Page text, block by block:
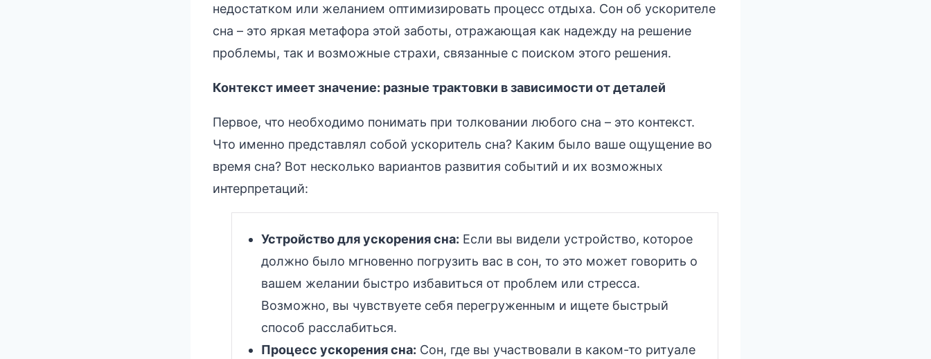
недостатком или желанием оптимизировать процесс отдыха. Сон об ускорителе
сна – это яркая метафора этой заботы, отражающая как надежду на решение
проблемы, так и возможные страхи, связанные с поиском этого решения.
Контекст имеет значение: разные трактовки в зависимости от деталей
Первое, что необходимо понимать при толковании любого сна – это контекст.
Что именно представлял собой ускоритель сна? Каким было ваше ощущение во
время сна? Вот несколько вариантов развития событий и их возможных
интерпретаций:
Устройство для ускорения сна: Если вы видели устройство, которое
должно было мгновенно погрузить вас в сон, то это может говорить о
вашем желании быстро избавиться от проблем или стресса.
Возможно, вы чувствуете себя перегруженным и ищете быстрый
способ расслабиться.
Процесс ускорения сна: Сон, где вы участвовали в каком-то ритуале